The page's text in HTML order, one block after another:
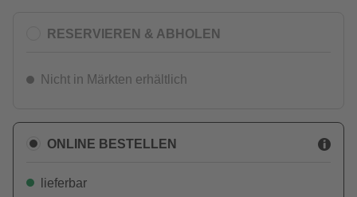
RESERVIEREN & ABHOLEN
Nicht in Märkten erhältlich
ONLINE BESTELLEN
lieferbar